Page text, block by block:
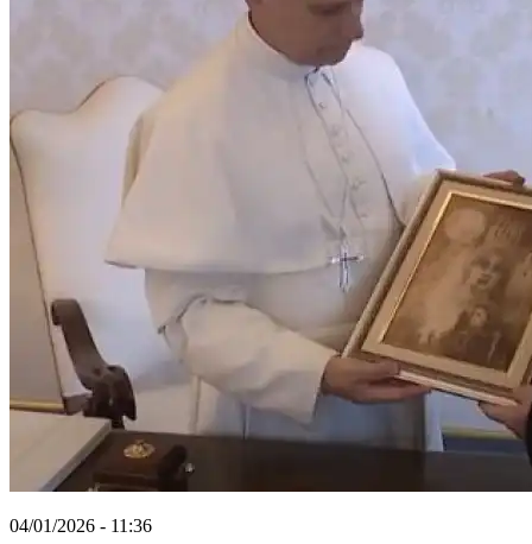
04/01/2026 - 11:36